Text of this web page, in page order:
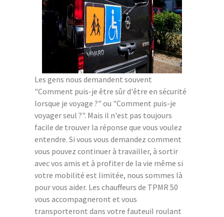
Les gens nous demandent souvent
"Comment puis-je être sûr d'être en sécurité
lorsque je voyage ?" ou "Comment puis-je
voyager seul ?". Mais il n'est pas toujours
facile de trouver la réponse que vous voulez
entendre. Si vous vous demandez comment
vous pouvez continuer à travailler, à sortir
avec vos amis et à profiter de la vie même si
votre mobilité est limitée, nous sommes là
pour vous aider. Les chauffeurs de TPMR 50
vous accompagneront et vous
transporteront dans votre fauteuil roulant